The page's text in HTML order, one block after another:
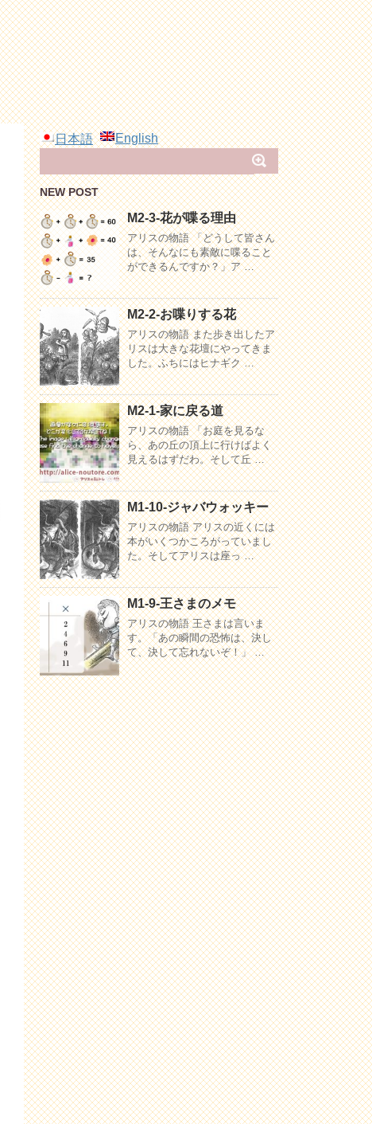
日本語 English
NEW POST
M2-3-花が喋る理由
アリスの物語 「どうして皆さん
は、そんなにも素敵に喋ること
ができるんですか？」ア …
M2-2-お喋りする花
アリスの物語 また歩き出したア
リスは大きな花壇にやってきま
した。ふちにはヒナギク …
M2-1-家に戻る道
アリスの物語 「お庭を見るな
ら、あの丘の頂上に行けばよく
見えるはずだわ。そして丘 …
M1-10-ジャバウォッキー
アリスの物語 アリスの近くには
本がいくつかころがっていまし
た。そしてアリスは座っ …
M1-9-王さまのメモ
アリスの物語 王さまは言いま
す。「あの瞬間の恐怖は、決し
て、決して忘れないぞ！」 …